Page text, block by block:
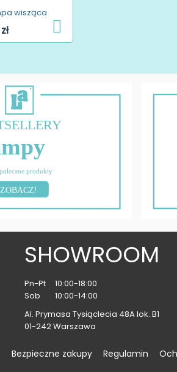
wisząca
produkty
ZOBACZ!
SHOWROOM
Pn-Pt
10:00-18:00
Sob
10:00-14:00
Al. Prymasa Tysiąclecia 48A lok. B1
01-242 Warszawa
Bezpieczne zakupy Regulamin